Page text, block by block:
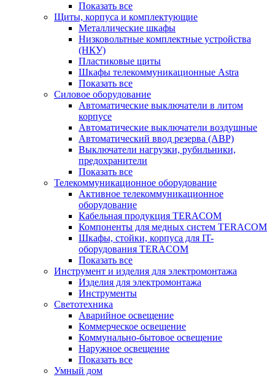
Показать все
Щиты, корпуса и комплектующие
Металлические шкафы
Низковольтные комплектные устройства
(НКУ)
Пластиковые щиты
Шкафы телекоммуникационные Astra
Показать все
Силовое оборудование
Автоматические выключатели в литом
корпусе
Автоматические выключатели воздушные
Автоматический ввод резерва (АВР)
Выключатели нагрузки, рубильники,
предохранители
Показать все
Телекоммуникационное оборудование
Активное телекоммуникационное
оборудование
Кабельная продукция TERACOM
Компоненты для медных систем TERACOM
Шкафы, стойки, корпуса для IT-
оборудования TERACOM
Показать все
Инструмент и изделия для электромонтажа
Изделия для электромонтажа
Инструменты
Светотехника
Аварийное освещение
Коммерческое освещение
Коммунально-бытовое освещение
Наружное освещение
Показать все
Умный дом